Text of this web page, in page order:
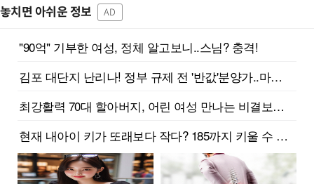
놓치면 아쉬운 정보 AD